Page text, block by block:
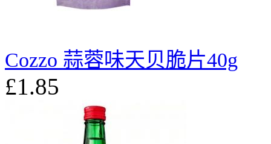
Cozzo 蒜蓉味天贝脆片40g
£1.85